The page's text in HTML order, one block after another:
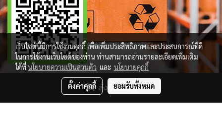
สั่งซื้อสินค้า
© Copyright 2018 All Rights Reserved. MakeWebEasy.com
เว็บไซต์นี้มีการใช้งานคุกกี้ เพื่อเพิ่มประสิทธิภาพและประสบการณ์ที่ดี
ในการใช้งานเว็บไซต์ของท่าน ท่านสามารถอ่านรายละเอียดเพิ่มเติม
ได้ที่นโยบายความเป็นส่วนตัว และ นโยบายคุกกี้
ตั้งค่าคุกกี้ ยอมรับทั้งหมด